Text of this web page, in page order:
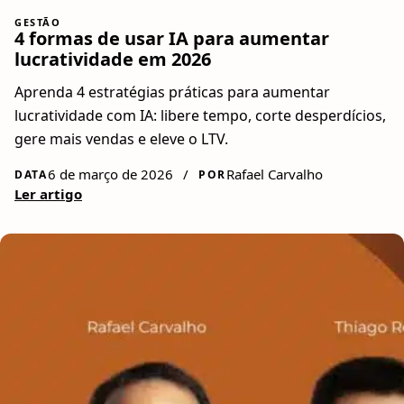
GESTÃO
4 formas de usar IA para aumentar
lucratividade em 2026
Aprenda 4 estratégias práticas para aumentar
lucratividade com IA: libere tempo, corte desperdícios,
gere mais vendas e eleve o LTV.
DATA6 de março de 2026 / PORRafael Carvalho
Ler artigo